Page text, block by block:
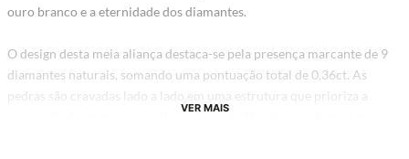
ouro branco e a eternidade dos diamantes.
O design desta meia aliança destaca-se pela presença marcante de 9
diamantes naturais, somando uma pontuação total de 0,36ct. As
pedras são cravadas lado a lado em uma estrutura que prioriza a
exposição das gemas, permitindo que o brilho de cada diamante seja
VER MAIS